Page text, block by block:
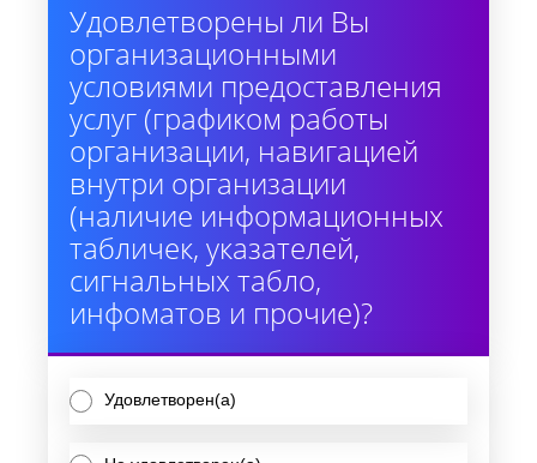
Удовлетворены ли Вы
организационными
условиями предоставления
услуг (графиком работы
организации, навигацией
внутри организации
(наличие информационных
табличек, указателей,
сигнальных табло,
инфоматов и прочие)?
Удовлетворен(а)